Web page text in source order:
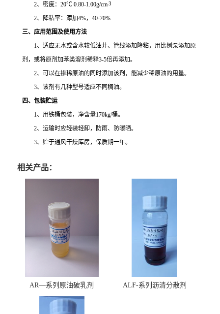
2、密度： 20℃ 0.80-1.00g/cm3
2、降粘率：添加4%， 40-70%
三、应用范围及使用方法
1、适应无水或含水较低油井、管线添加降粘，用比例泵添加原
剂，或将原剂加苯类溶剂稀释3-5倍再添加。
2、可以在掺稀原油的同时添加该剂，能减少稀原油的用量。
3、该剂有几种型号适应不同稠油。
四、包装贮运
1、用铁桶包装，净含量170kg/桶。
2、运输时应轻装轻卸，防雨、防曝晒。
3、贮于通风干燥库房，保质期一年。
相关产品：
AR—系列原油破乳剂 ALF-系列沥清分散剂